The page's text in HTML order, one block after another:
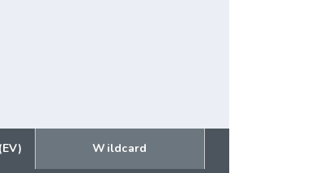
Wildcard